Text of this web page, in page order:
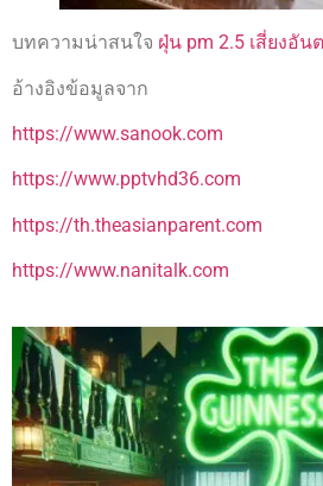
บทความน่าสนใจ ฝุ่น pm 2.5 เสี่ยงอัน
อ้างอิงข้อมูลจาก
https://www.sanook.com
https://www.pptvhd36.com
https://th.theasianparent.com
https://www.nanitalk.com